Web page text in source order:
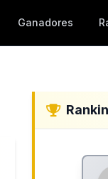
Ganadores